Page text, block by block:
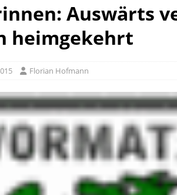
Auswärts
heimgekehrt
Florian Hofmann